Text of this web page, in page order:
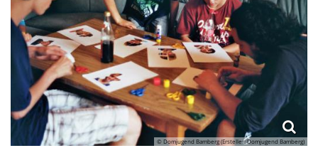
© Domjugend Bamberg (Ersteller: Domjugend Bamberg)